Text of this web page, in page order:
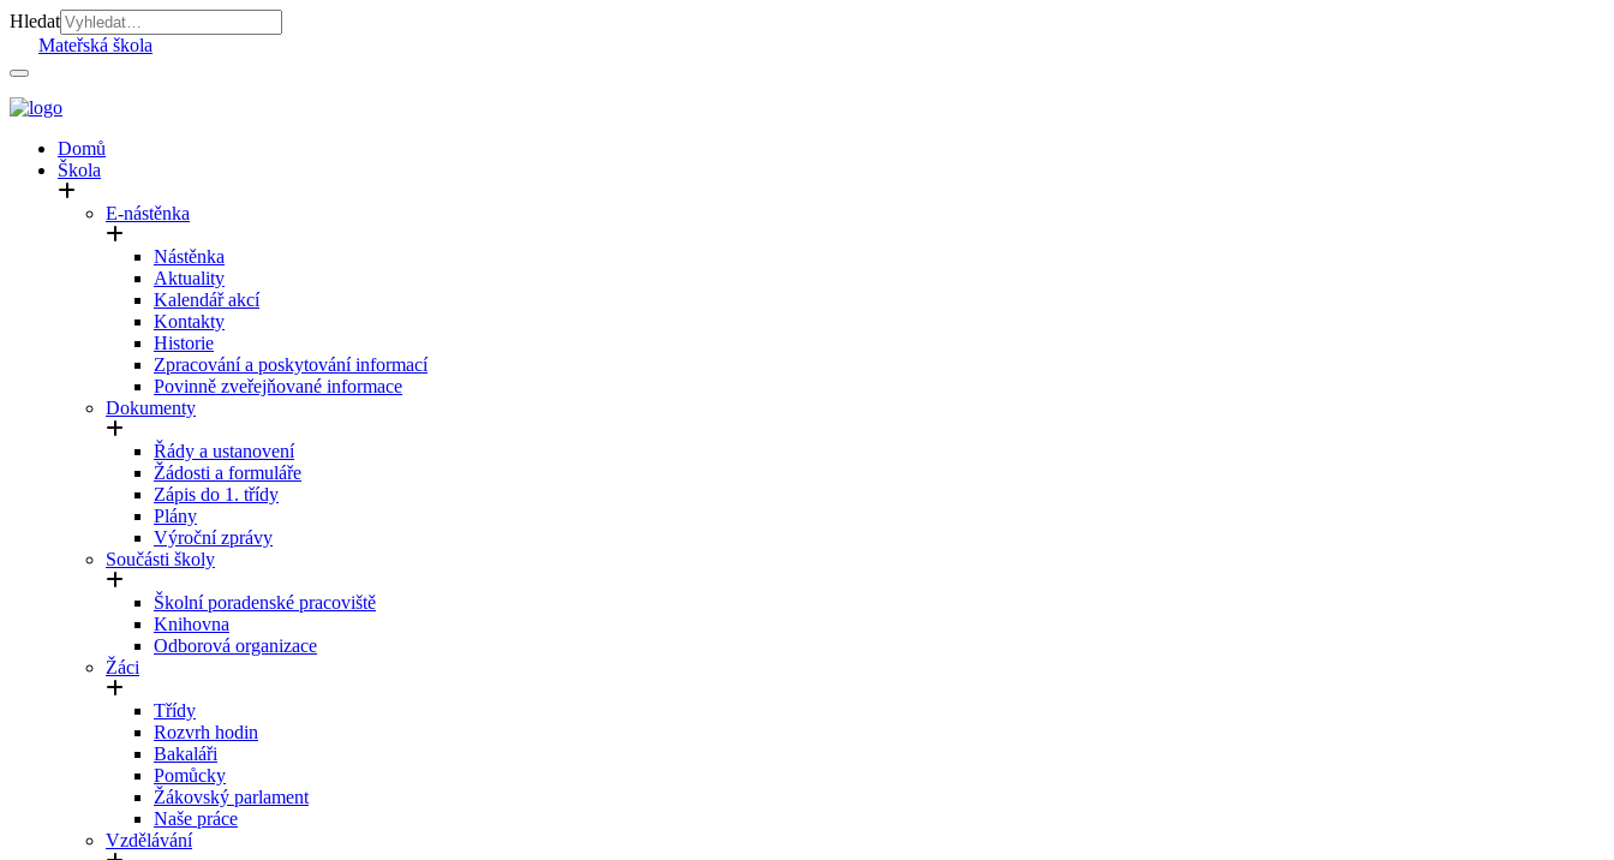
Hledat
Mateřská škola
Domů
Škola
E-nástěnka
Nástěnka
Aktuality
Kalendář akcí
Kontakty
Historie
Zpracování a poskytování informací
Povinně zveřejňované informace
Dokumenty
Řády a ustanovení
Žádosti a formuláře
Zápis do 1. třídy
Plány
Výroční zprávy
Součásti školy
Školní poradenské pracoviště
Knihovna
Odborová organizace
Žáci
Třídy
Rozvrh hodin
Bakaláři
Pomůcky
Žákovský parlament
Naše práce
Vzdělávání